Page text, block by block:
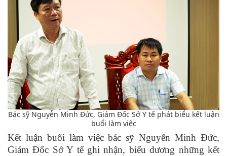
Bác sỹ Nguyễn Minh Đức, Giám Đốc Sở Y tế phát biểu kết luận
buổi làm việc
Kết luận buổi làm việc bác sỹ Nguyễn Minh Đức,
Giám Đốc Sở Y tế ghi nhận, biểu dương những kết